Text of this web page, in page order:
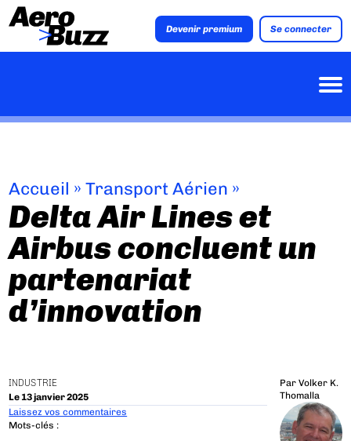
Devenir premium Se connecter
Accueil »Transport Aérien »
Delta Air Lines et
Airbus concluent un
partenariat
d’innovation
INDUSTRIE
Le 13 janvier 2025
Par Volker K.
Thomalla
Laissez vos commentaires
Mots-clés :